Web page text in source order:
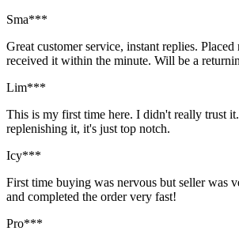
Sma***
Great customer service, instant replies. Placed
received it within the minute. Will be a
Lim***
This is my first time here. I didn't really trust
replenishing it, it's just top notch.
Icy***
First time buying was nervous but seller was
and completed the order very fast!
Pro***